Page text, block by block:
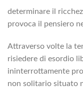
determinare il
provoca il pensiero
Attraverso volte la
risiedere di esordio
ininterrottamente
non solitario situato